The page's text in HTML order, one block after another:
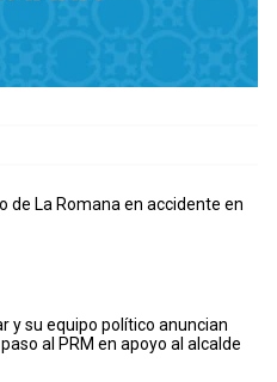
de La Romana en accidente en
y su equipo político anuncian
al PRM en apoyo al alcalde